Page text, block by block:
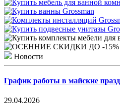
Новости
График работы в майские
29.04.2026